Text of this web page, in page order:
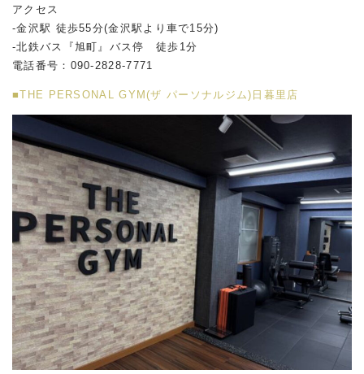
アクセス
-金沢駅 徒歩55分(金沢駅より車で15分)
-北鉄バス『旭町』バス停 徒歩1分
電話番号：090-2828-7771
■THE PERSONAL GYM(ザ パーソナルジム)日暮里店